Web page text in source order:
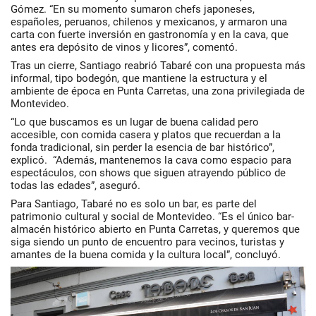
Gómez. “En su momento sumaron chefs japoneses,
españoles, peruanos, chilenos y mexicanos, y armaron una
carta con fuerte inversión en gastronomía y en la cava, que
antes era depósito de vinos y licores”, comentó.
Tras un cierre, Santiago reabrió Tabaré con una propuesta más
informal, tipo bodegón, que mantiene la estructura y el
ambiente de época en Punta Carretas, una zona privilegiada de
Montevideo.
“Lo que buscamos es un lugar de buena calidad pero
accesible, con comida casera y platos que recuerdan a la
fonda tradicional, sin perder la esencia de bar histórico”,
explicó. “Además, mantenemos la cava como espacio para
espectáculos, con shows que siguen atrayendo público de
todas las edades”, aseguró.
Para Santiago, Tabaré no es solo un bar, es parte del
patrimonio cultural y social de Montevideo. “Es el único bar-
almacén histórico abierto en Punta Carretas, y queremos que
siga siendo un punto de encuentro para vecinos, turistas y
amantes de la buena comida y la cultura local”, concluyó.